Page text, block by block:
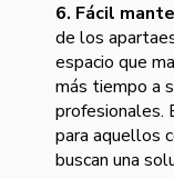
6. Fácil
de los
espacio que
más tiempo a
profesionales.
para aquellos
buscan una